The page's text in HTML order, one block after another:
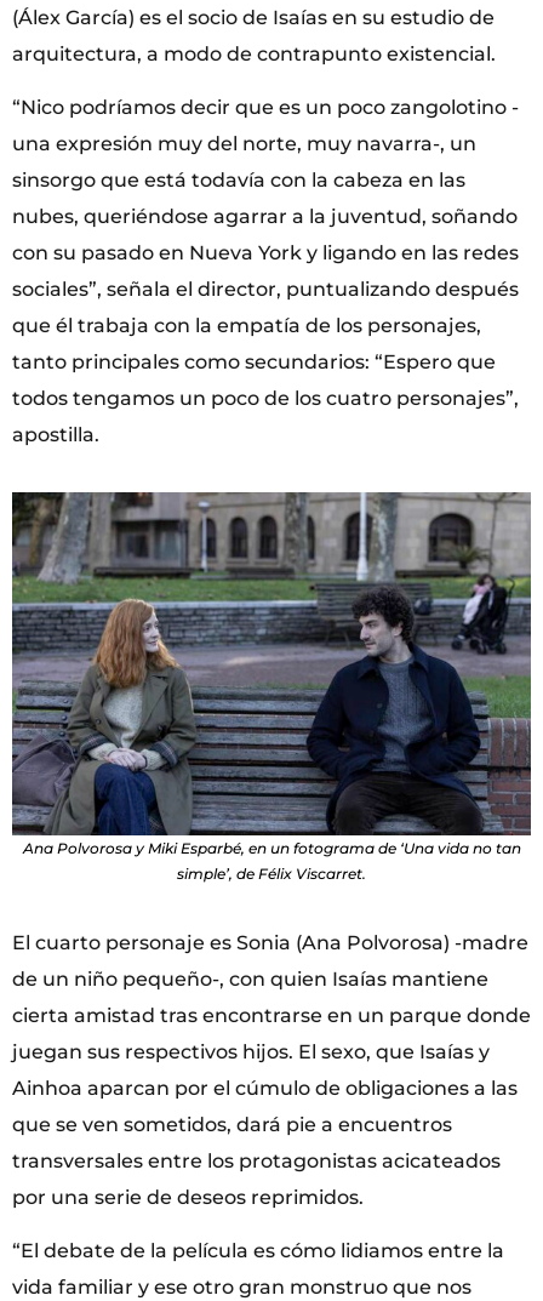
(Álex García) es el socio de Isaías en su estudio de
arquitectura, a modo de contrapunto existencial.
“Nico podríamos decir que es un poco zangolotino -
una expresión muy del norte, muy navarra-, un
sinsorgo que está todavía con la cabeza en las
nubes, queriéndose agarrar a la juventud, soñando
con su pasado en Nueva York y ligando en las redes
sociales”, señala el director, puntualizando después
que él trabaja con la empatía de los personajes,
tanto principales como secundarios: “Espero que
todos tengamos un poco de los cuatro personajes”,
apostilla.
Ana Polvorosa y Miki Esparbé, en un fotograma de ‘Una vida no tan
simple’, de Félix Viscarret.
El cuarto personaje es Sonia (Ana Polvorosa) -madre
de un niño pequeño-, con quien Isaías mantiene
cierta amistad tras encontrarse en un parque donde
juegan sus respectivos hijos. El sexo, que Isaías y
Ainhoa aparcan por el cúmulo de obligaciones a las
que se ven sometidos, dará pie a encuentros
transversales entre los protagonistas acicateados
por una serie de deseos reprimidos.
“El debate de la película es cómo lidiamos entre la
vida familiar y ese otro gran monstruo que nos